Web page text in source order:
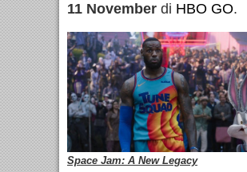
11 November di HBO GO.
Space Jam: A New Legacy